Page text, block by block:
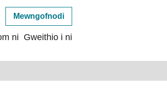
Mewngofnodi
ni Gweithio i ni